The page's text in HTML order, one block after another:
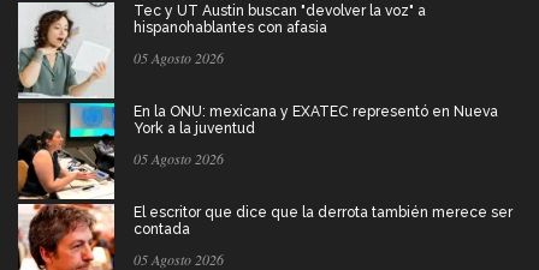
Tec y UT Austin buscan "devolver la voz" a
hispanohablantes con afasia
05 Agosto 2026
En la ONU: mexicana y EXATEC representó en Nueva
York a la juventud
05 Agosto 2026
El escritor que dice que la derrota también merece ser
contada
05 Agosto 2026